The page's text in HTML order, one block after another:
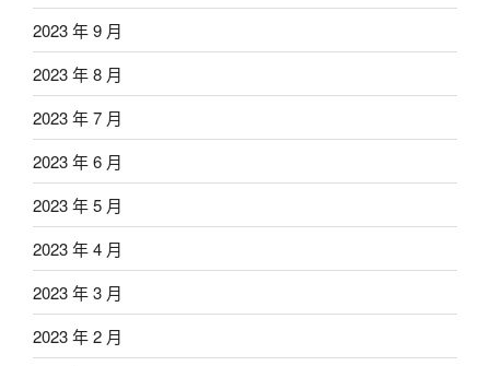
2023 年 9 月
2023 年 8 月
2023 年 7 月
2023 年 6 月
2023 年 5 月
2023 年 4 月
2023 年 3 月
2023 年 2 月